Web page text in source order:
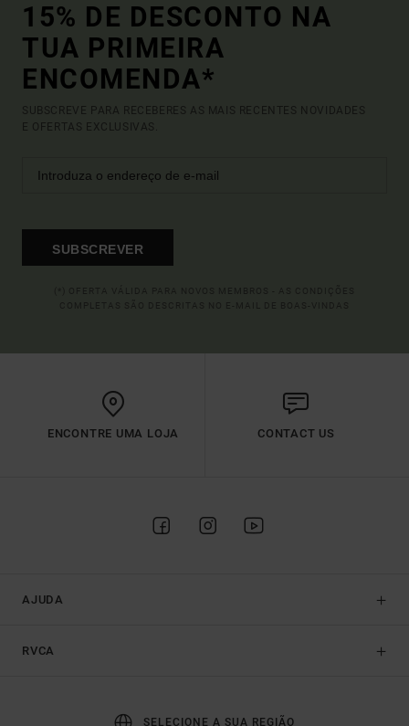
15% DE DESCONTO NA
TUA PRIMEIRA
ENCOMENDA*
SUBSCREVE PARA RECEBERES AS MAIS RECENTES NOVIDADES
E OFERTAS EXCLUSIVAS.
SUBSCREVER
ENCONTRE UMA LOJA CONTACT US
AJUDA
RVCA
SELECIONE A SUA REGIÃO